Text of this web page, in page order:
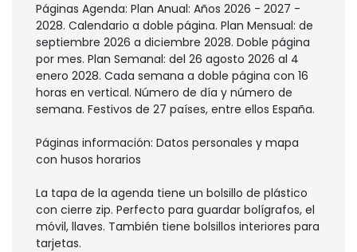
Páginas Agenda: Plan Anual: Años 2026 - 2027 -
2028. Calendario a doble página. Plan Mensual: de
septiembre 2026 a diciembre 2028. Doble página
por mes. Plan Semanal: del 26 agosto 2026 al 4
enero 2028. Cada semana a doble página con 16
horas en vertical. Número de día y número de
semana. Festivos de 27 países, entre ellos España.
Páginas información: Datos personales y mapa
con husos horarios
La tapa de la agenda tiene un bolsillo de plástico
con cierre zip. Perfecto para guardar bolígrafos, el
móvil, llaves. También tiene bolsillos interiores para
tarjetas.